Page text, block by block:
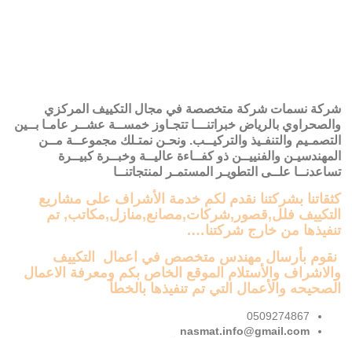
شركة نسمات شركة متخصصة في مجال التكييف المركزي
والصحراوي بالرياض خبراتنـــا تتجـاوز خمســة عشــر عامـا بــين
التصمـيم والتنفـيذ والتركيــب. ونحـن نمتـلك مجموعــة مــن
المهندسيـن والفنييــن ذو كفــاءة عاليــة وخبــرة كبيــرة
تساعدنــا علــى التطويـر المستمـر لمنتجاتنــا
كثقاتنا بشركتنا نقدم لكم خدمة الأشراف على مشاريع
التكييف فلل,قصور,شركات,مصانع,منازل,مكاتب, تم
تنفيذها من خارج شركتنا….
نقوم بأرسال مهندس متخصص في اعمال التكييف
والاشراف والأستلام الموقع الخاص بكم ومعرفة الاعمال
الصحيحه والأعمال التي تم تنفيذها بالخطأ
0509274867
nasmat.info@gmail.com